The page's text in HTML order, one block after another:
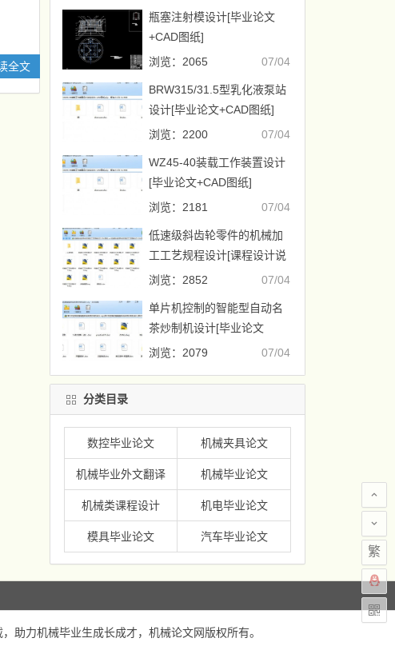
全文
瓶塞注射模设计[毕业论文
+CAD图纸]
07/04
浏览：2065
BRW315/31.5型乳化液泵站
设计[毕业论文+CAD图纸]
07/04
浏览：2200
WZ45-40装载工作装置设计
[毕业论文+CAD图纸]
07/04
浏览：2181
低速级斜齿轮零件的机械加
工工艺规程设计[课程设计说
明书+CAD图纸]
07/04
浏览：2852
单片机控制的智能型自动名
茶炒制机设计[毕业论文
+CAD图纸]
07/04
浏览：2079
分类目录
数控毕业论文 机械夹具论文
机械毕业外文翻译 机械毕业论文
机械类课程设计 机电毕业论文
模具毕业论文 汽车毕业论文
助力机械毕业生成长成才， 机械论文网版权所有。
繁